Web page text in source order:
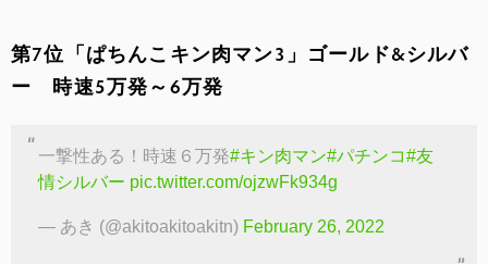
第7位「ぱちんこキン肉マン3」ゴールド&シルバ
ー 時速5万発～6万発
一撃性ある！時速６万発#キン肉マン#パチンコ#友
情シルバー pic.twitter.com/ojzwFk934g
— あき (@akitoakitoakitn) February 26, 2022